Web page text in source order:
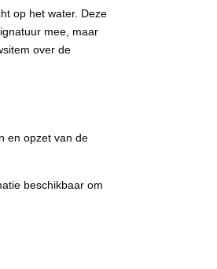
op het water. Deze
mee, maar
over de
en opzet van de
beschikbaar om